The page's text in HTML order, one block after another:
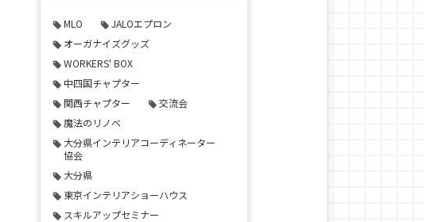
MLO
JALOエプロン
オーガナイズグッズ
WORKERS' BOX
中四国チャプター
関西チャプター
交流会
魔法のリノベ
大分県インテリアコーディネーター
協会
大分県
東京インテリアショーハウス
スキルアップセミナー